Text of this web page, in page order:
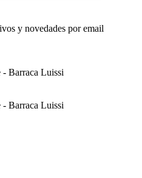
y novedades por email